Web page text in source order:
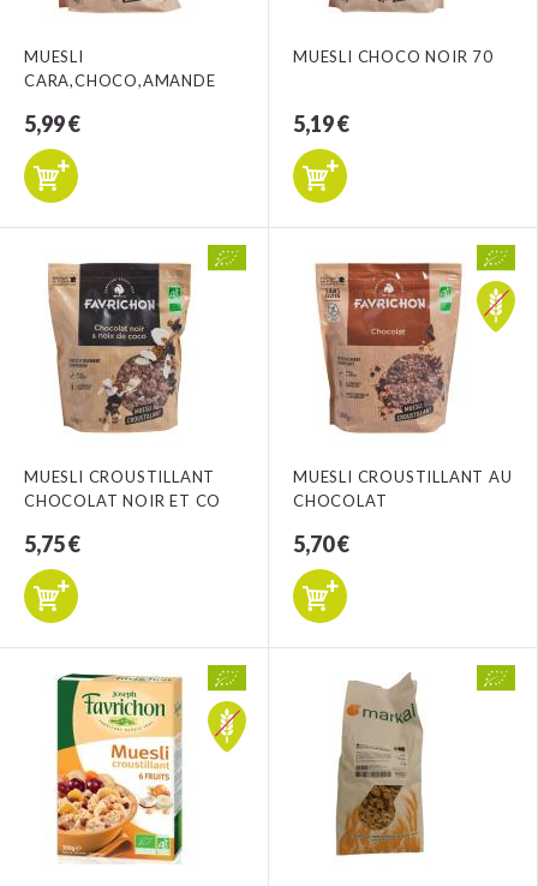
MUESLI
CARA,CHOCO,AMANDE
5,99 €
MUESLI CHOCO NOIR 70
5,19 €
MUESLI CROUSTILLANT
CHOCOLAT NOIR ET CO
5,75 €
MUESLI CROUSTILLANT AU
CHOCOLAT
5,70 €